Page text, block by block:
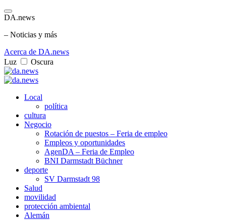
DA.news
– Noticias y más
Acerca de DA.news
Luz
Oscura
Local
política
cultura
Negocio
Rotación de puestos – Feria de empleo
Empleos y oportunidades
AgenDA – Feria de Empleo
BNI Darmstadt Büchner
deporte
SV Darmstadt 98
Salud
movilidad
protección ambiental
Alemán